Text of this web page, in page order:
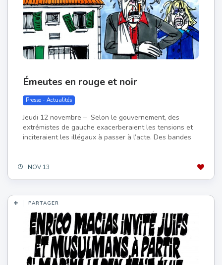
Émeutes en rouge et noir
Presse - Actualités
Jeudi 12 novembre – Selon le gouvernement, des
extrémistes de gauche exacerberaient les tensions et
inciteraient les illégaux à passer à l’acte. Des bandes
NOV 13
PARTAGER